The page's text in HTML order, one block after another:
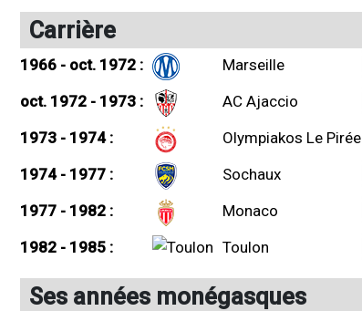
Carrière
1966 - oct. 1972 :
Marseille
oct. 1972 - 1973 :
AC Ajaccio
1973 - 1974 :
Olympiakos Le Pirée
1974 - 1977 :
Sochaux
1977 - 1982 :
Monaco
1982 - 1985 :
Toulon
Ses années monégasques